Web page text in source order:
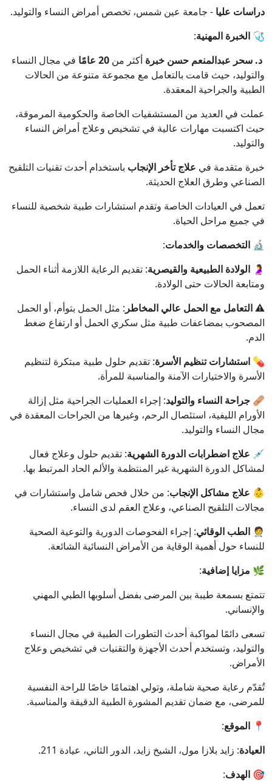
دراسات عليا - جامعة عين شمس، تخصص أمراض النساء والتوليد.
🩺 الخبرة المهنية:
د. سحر عبدالمنعم حسن خبرة أكثر من 20 عامًا
في مجال النساء
والتوليد، حيث قامت بالتعامل مع مجموعة متنوعة من الحالات
الطبية والجراحية المعقدة.
عملت في العديد من المستشفيات الخاصة والحكومية المرموقة،
حيث اكتسبت مهارات عالية في تشخيص وعلاج أمراض النساء
والتوليد.
خبرة متقدمة في علاج تأخر الإنجاب باستخدام أحدث تقنيات التلقيح
الصناعي وطرق العلاج الحديثة.
تعمل في العيادات الخاصة وتقدم استشارات طبية شخصية للنساء
في جميع مراحل الحياة.
🔬 التخصصات والخدمات:
🤰 الولادة الطبيعية والقيصرية: تقديم الرعاية اللازمة أثناء الحمل
ومتابعة الحالات حتى الولادة.
⚠️ التعامل مع الحمل عالي المخاطر : مثل الحمل بتوأم، أو الحمل
المصحوب بمضاعفات طبية مثل سكري الحمل أو ارتفاع ضغط
الدم.
💊 استشارات تنظيم الأسرة: تقديم حلول طبية مبتكرة لتنظيم
الأسرة والاختيارات الآمنة والمناسبة للمرأة.
🩹 جراحة النساء والتوليد: إجراء العمليات الجراحية مثل إزالة
الأورام الليفية، استئصال الرحم، وغيرها من الجراحات المعقدة في
مجال النساء والتوليد.
💉 علاج اضطرابات الدورة الشهرية: تقديم حلول وعلاج فعال
لمشاكل الدورة الشهرية غير المنتظمة والألم الحاد المرتبط بها.
👶 علاج مشاكل الإنجاب: من خلال فحص شامل واستشارات في
مجالات التلقيح الصناعي، وعلاج العقم لدى النساء.
🧑‍⚕️ الطب الوقائي: إجراء الفحوصات الدورية والتوعية الصحية
للنساء حول أهمية الوقاية من الأمراض النسائية الشائعة.
🌿 مزايا إضافية:
تتمتع بسمعة طيبة بين المرضى بفضل أسلوبها الطبي المهني
والإنساني.
تسعى دائمًا لمواكبة أحدث التطورات الطبية في مجال النساء
والتوليد، وتستخدم أحدث الأجهزة والتقنيات في تشخيص وعلاج
الأمراض.
تُقدّم رعاية صحية شاملة، وتولي اهتمامًا خاصًا للراحة النفسية
للمرضى، مع ضمان تقديم المشورة الطبية الدقيقة والمناسبة.
📍 الموقع:
العيادة: زايد بلازا مول، الشيخ زايد، الدور الثاني، عيادة 211.
🎯 الهدف: